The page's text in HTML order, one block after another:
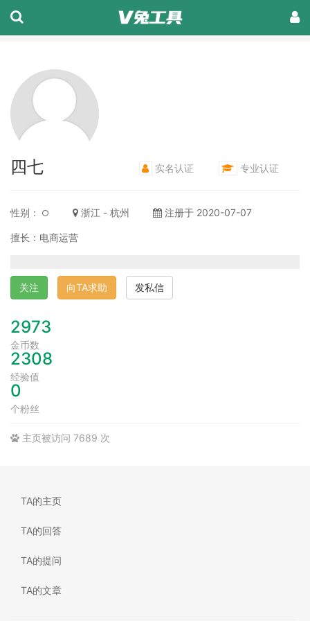
四七 实名认证 专业认证
性别： 浙江 - 杭州 注册于 2020-07-07
擅长：电商运营
关注 向TA求助 发私信
2973
金币数
2308
经验值
0
个粉丝
主页被访问 7689 次
TA的主页
TA的回答
TA的提问
TA的文章